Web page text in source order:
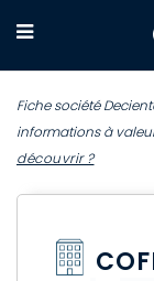
Fiche société
informations à
découvrir ?